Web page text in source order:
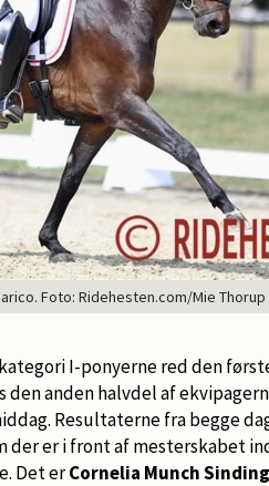
Foto: Ridehesten.com/Mie Thorup
I-ponyerne red den
den anden halvdel af
Resultaterne fra begge
der er i front af mesterskabet
Det erCornelia Munch Sinding